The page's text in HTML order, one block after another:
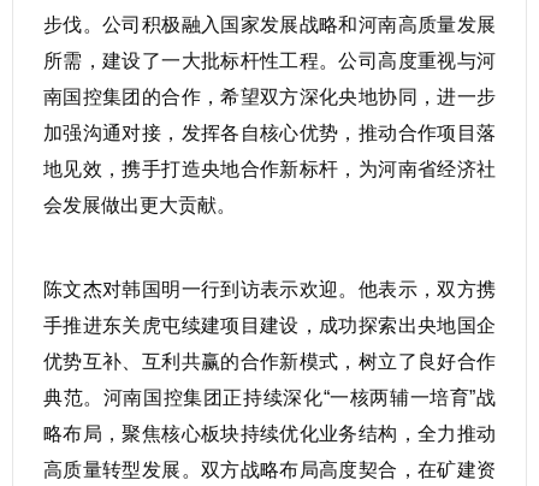
步伐。公司积极融入国家发展战略和河南高质量发展
所需，建设了一大批标杆性工程。公司高度重视与河
南国控集团的合作，希望双方深化央地协同，进一步
加强沟通对接，发挥各自核心优势，推动合作项目落
地见效，携手打造央地合作新标杆，为河南省经济社
会发展做出更大贡献。
陈文杰对韩国明一行到访表示欢迎。他表示，双方携
手推进东关虎屯续建项目建设，成功探索出央地国企
优势互补、互利共赢的合作新模式，树立了良好合作
典范。河南国控集团正持续深化“一核两辅一培育”战
略布局，聚焦核心板块持续优化业务结构，全力推动
高质量转型发展。双方战略布局高度契合，在矿建资